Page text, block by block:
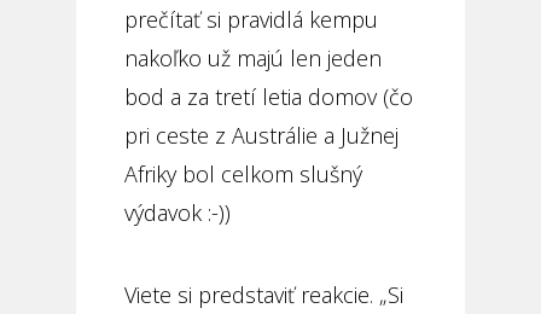
prečítať si pravidlá kempu
nakoľko už majú len jeden
bod a za tretí letia domov (čo
pri ceste z Austrálie a Južnej
Afriky bol celkom slušný
výdavok :-))
Viete si predstaviť reakcie. „Si